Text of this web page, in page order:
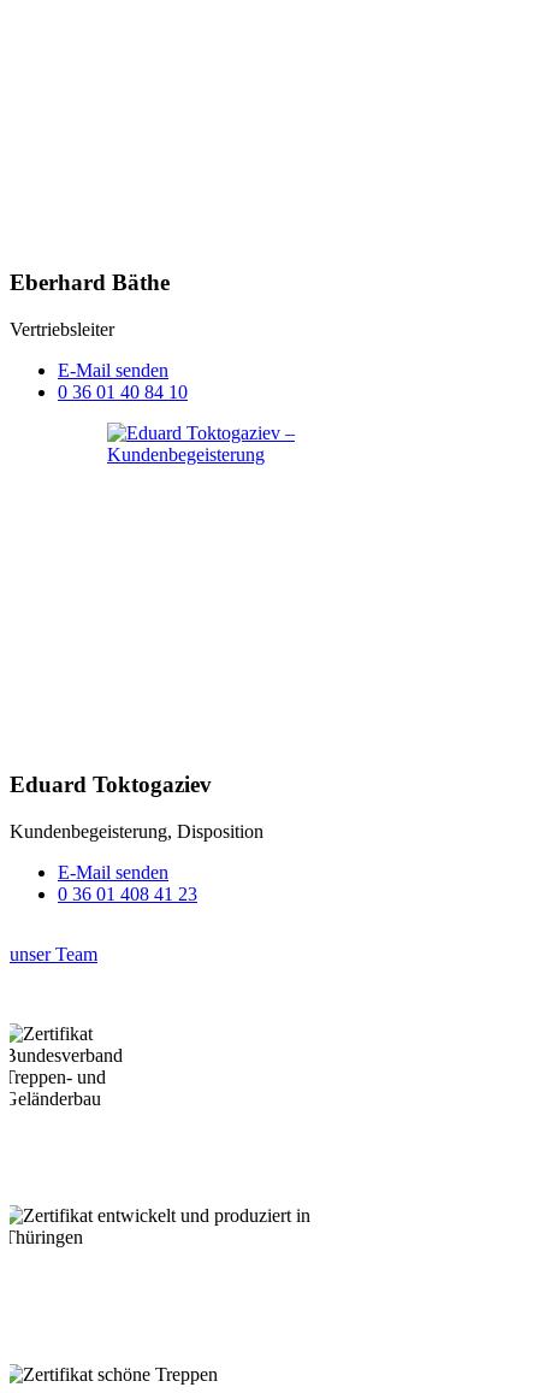
Eberhard Bäthe
Vertriebsleiter
E-Mail senden
0 36 01 40 84 10
Eduard Toktogaziev
Kundenbegeisterung, Disposition
E-Mail senden
0 36 01 408 41 23
unser Team